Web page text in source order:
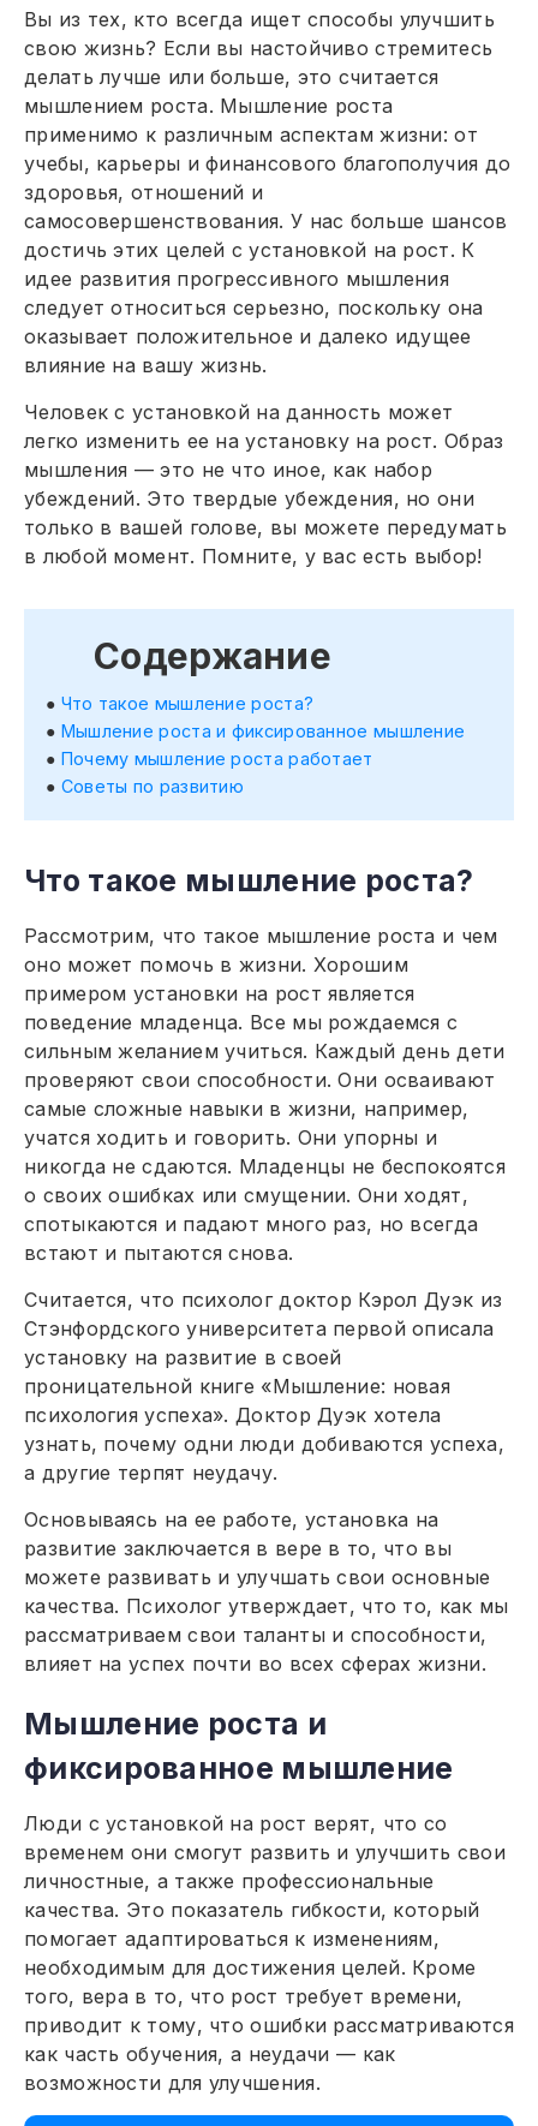
Вы из тех, кто всегда ищет способы улучшить
свою жизнь? Если вы настойчиво стремитесь
делать лучше или больше, это считается
мышлением роста. Мышление роста
применимо к различным аспектам жизни: от
учебы, карьеры и финансового благополучия до
здоровья, отношений и
самосовершенствования. У нас больше шансов
достичь этих целей с установкой на рост. К
идее развития прогрессивного мышления
следует относиться серьезно, поскольку она
оказывает положительное и далеко идущее
влияние на вашу жизнь.
Человек с установкой на данность может
легко изменить ее на установку на рост. Образ
мышления — это не что иное, как набор
убеждений. Это твердые убеждения, но они
только в вашей голове, вы можете передумать
в любой момент. Помните, у вас есть выбор!
Содержание
Что такое мышление роста?
Мышление роста и фиксированное мышление
Почему мышление роста работает
Советы по развитию
Что такое мышление роста?
Рассмотрим, что такое мышление роста и чем
оно может помочь в жизни. Хорошим
примером установки на рост является
поведение младенца. Все мы рождаемся с
сильным желанием учиться. Каждый день дети
проверяют свои способности. Они осваивают
самые сложные навыки в жизни, например,
учатся ходить и говорить. Они упорны и
никогда не сдаются. Младенцы не беспокоятся
о своих ошибках или смущении. Они ходят,
спотыкаются и падают много раз, но всегда
встают и пытаются снова.
Считается, что психолог доктор Кэрол Дуэк из
Стэнфордского университета первой описала
установку на развитие в своей
проницательной книге «Мышление: новая
психология успеха». Доктор Дуэк хотела
узнать, почему одни люди добиваются успеха,
а другие терпят неудачу.
Основываясь на ее работе, установка на
развитие заключается в вере в то, что вы
можете развивать и улучшать свои основные
качества. Психолог утверждает, что то, как мы
рассматриваем свои таланты и способности,
влияет на успех почти во всех сферах жизни.
Мышление роста и
фиксированное мышление
Люди с установкой на рост верят, что со
временем они смогут развить и улучшить свои
личностные, а также профессиональные
качества. Это показатель гибкости, который
помогает адаптироваться к изменениям,
необходимым для достижения целей. Кроме
того, вера в то, что рост требует времени,
приводит к тому, что ошибки рассматриваются
как часть обучения, а неудачи — как
возможности для улучшения.